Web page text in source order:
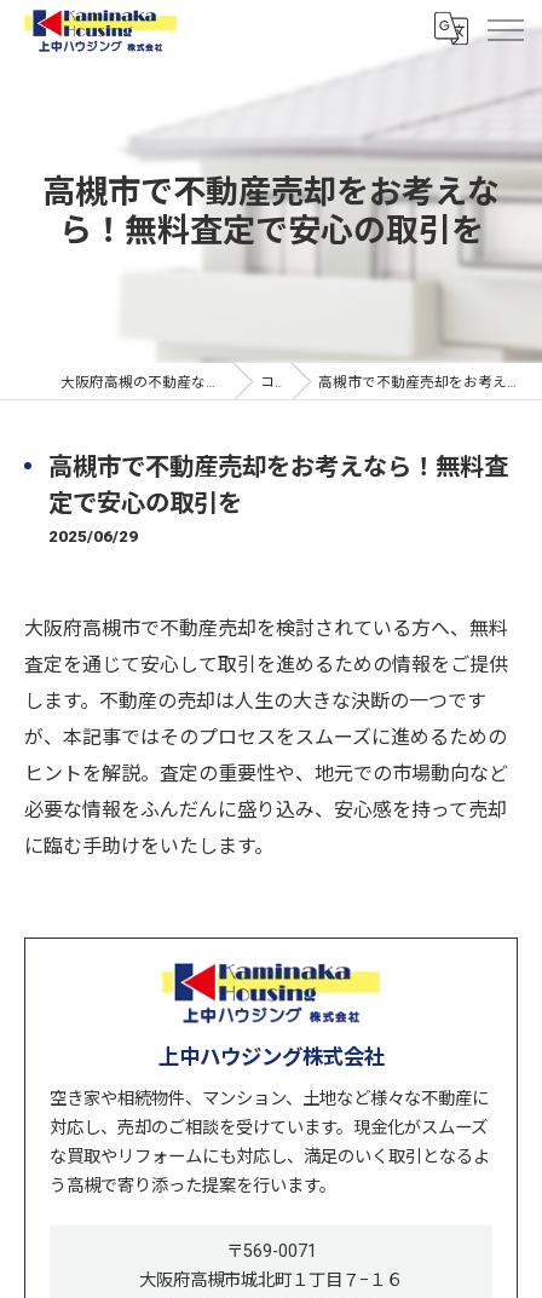
高槻市で不動産売却をお考えな
ら！無料査定で安心の取引を
大阪府高槻の不動産なら上中ハウジング株式会社 コラム 高槻市で不動産売却をお考えなら！無料査定で安心の取引を
高槻市で不動産売却をお考えなら！無料査
定で安心の取引を
2025/06/29
大阪府高槻市で不動産売却を検討されている方へ、無料
査定を通じて安心して取引を進めるための情報をご提供
します。不動産の売却は人生の大きな決断の一つです
が、本記事ではそのプロセスをスムーズに進めるための
ヒントを解説。査定の重要性や、地元での市場動向など
必要な情報をふんだんに盛り込み、安心感を持って売却
に臨む手助けをいたします。
上中ハウジング株式会社
空き家や相続物件、マンション、土地など様々な不動産に
対応し、売却のご相談を受けています。現金化がスムーズ
な買取やリフォームにも対応し、満足のいく取引となるよ
う高槻で寄り添った提案を行います。
〒569-0071
大阪府高槻市城北町１丁目７−１６